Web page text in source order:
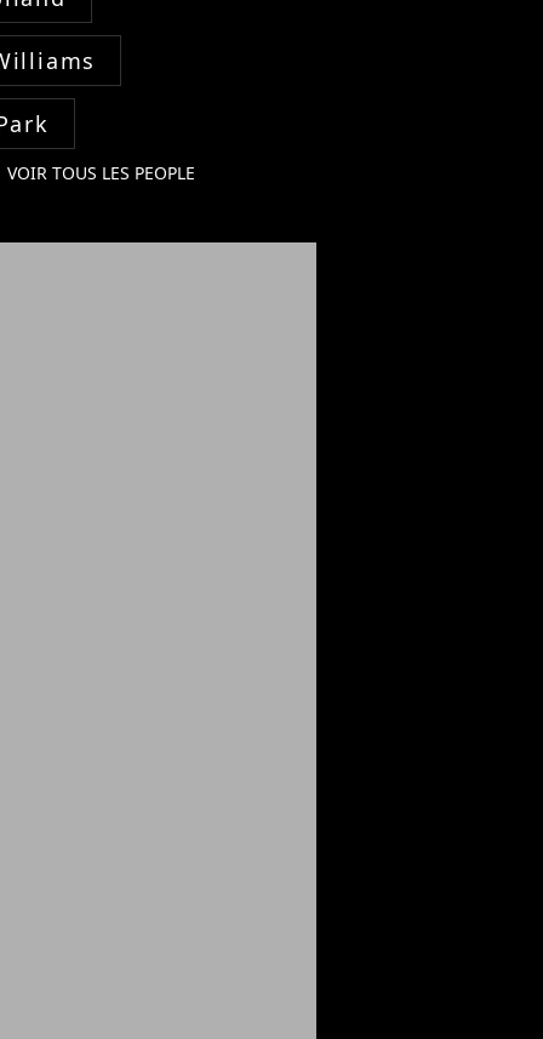
VOIR TOUS LES PEOPLE